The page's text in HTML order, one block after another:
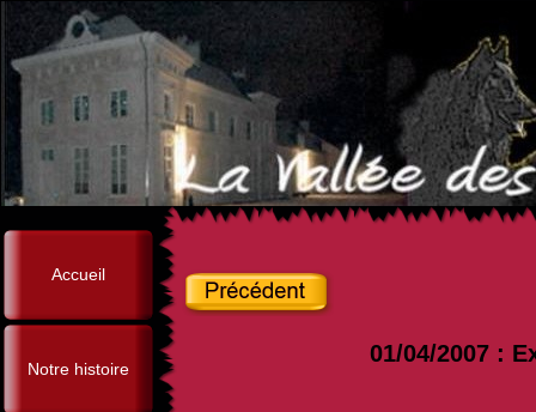
Accueil
Notre histoire
01/04/2007 :